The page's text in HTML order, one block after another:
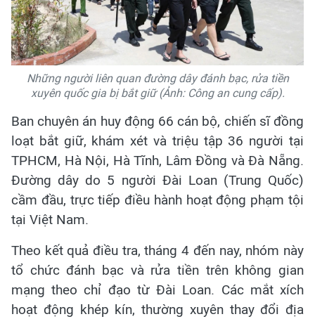
Những người liên quan đường dây đánh bạc, rửa tiền
xuyên quốc gia bị bắt giữ (Ảnh: Công an cung cấp).
Ban chuyên án huy động 66 cán bộ, chiến sĩ đồng
loạt bắt giữ, khám xét và triệu tập 36 người tại
TPHCM, Hà Nội, Hà Tĩnh, Lâm Đồng và Đà Nẵng.
Đường dây do 5 người Đài Loan (Trung Quốc)
cầm đầu, trực tiếp điều hành hoạt động phạm tội
tại Việt Nam.
Theo kết quả điều tra, tháng 4 đến nay, nhóm này
tổ chức đánh bạc và rửa tiền trên không gian
mạng theo chỉ đạo từ Đài Loan. Các mắt xích
hoạt động khép kín, thường xuyên thay đổi địa